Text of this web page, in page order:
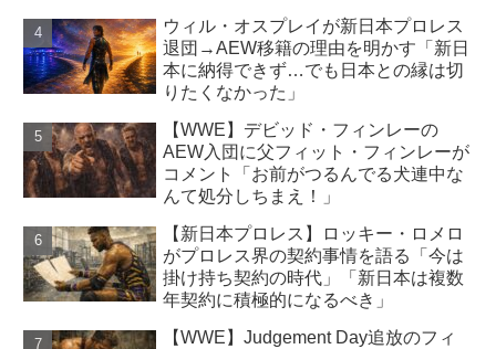
ウィル・オスプレイが新日本プロレス
退団→AEW移籍の理由を明かす「新日
本に納得できず…でも日本との縁は切
りたくなかった」
【WWE】デビッド・フィンレーの
AEW入団に父フィット・フィンレーが
コメント「お前がつるんでる犬連中な
んて処分しちまえ！」
【新日本プロレス】ロッキー・ロメロ
がプロレス界の契約事情を語る「今は
掛け持ち契約の時代」「新日本は複数
年契約に積極的になるべき」
【WWE】Judgement Day追放のフィ